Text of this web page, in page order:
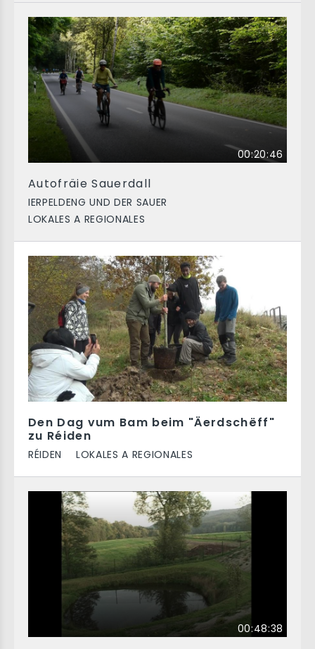
00:20:46
Autofräie Sauerdall
IERPELDENG UND DER SAUER
LOKALES A REGIONALES
Den Dag vum Bam beim "Äerdschëff"
zu Réiden
RÉIDEN LOKALES A REGIONALES
00:48:38